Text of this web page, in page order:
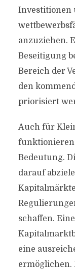
Investitionen
anzuziehen.
Beseitigung
Bereich der
den
priorisiert
Auch für
Bedeutung.
darauf
schaffen.
eine
ermöglichen.